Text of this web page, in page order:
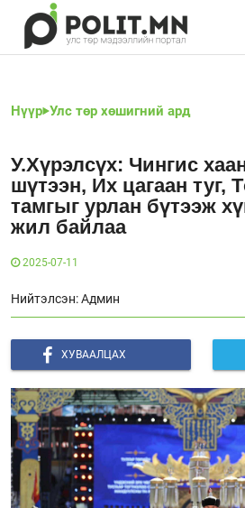
Нүүр Улс төр хөшигний ард
У.Хүрэлсүх: Чингис
шүтээн, Их цагаан туг,
тамгыг урлан бүтээж
жил байлаа
2025-07-11
Нийтэлсэн: Админ
ХУВААЛЦАХ